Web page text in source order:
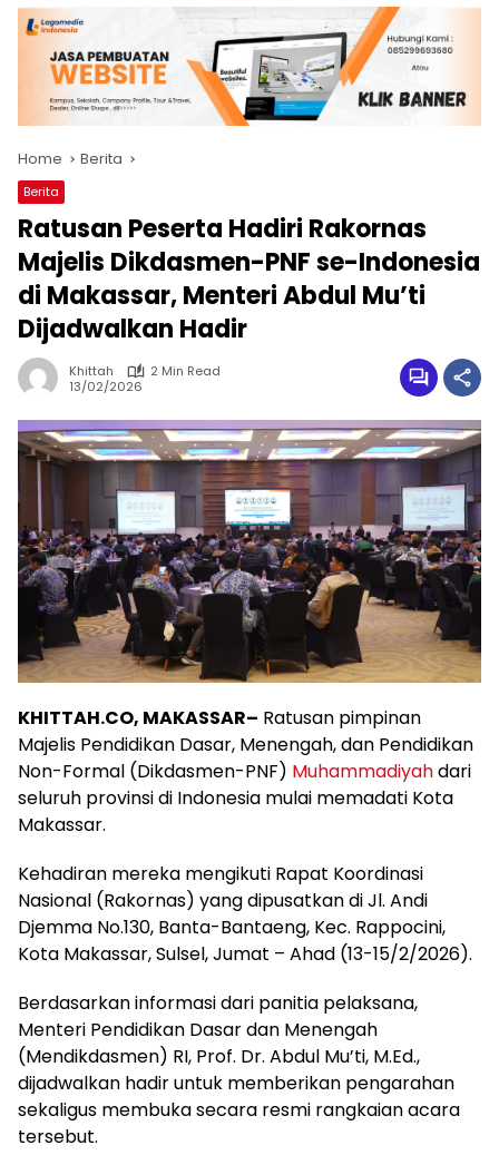
Home Berita
Berita
Ratusan Peserta Hadiri Rakornas
Majelis Dikdasmen-PNF se-Indonesia
di Makassar, Menteri Abdul Mu’ti
Dijadwalkan Hadir
Khittah
2 Min Read
13/02/2026
KHITTAH.CO, MAKASSAR– Ratusan pimpinan
Majelis Pendidikan Dasar, Menengah, dan Pendidikan
Non-Formal (Dikdasmen-PNF) Muhammadiyahdari
seluruh provinsi di Indonesia mulai memadati Kota
Makassar.
Kehadiran mereka mengikuti Rapat Koordinasi
Nasional (Rakornas) yang dipusatkan di Jl. Andi
Djemma No.130, Banta-Bantaeng, Kec. Rappocini,
Kota Makassar, Sulsel, Jumat – Ahad (13-15/2/2026).
Berdasarkan informasi dari panitia pelaksana,
Menteri Pendidikan Dasar dan Menengah
(Mendikdasmen) RI, Prof. Dr. Abdul Mu’ti, M.Ed.,
dijadwalkan hadir untuk memberikan pengarahan
sekaligus membuka secara resmi rangkaian acara
tersebut.